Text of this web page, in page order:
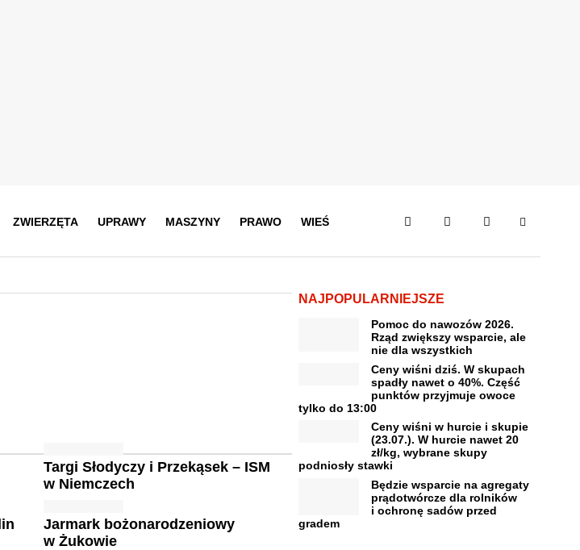
ZWIERZĘTA UPRAWY MASZYNY PRAWO WIEŚ
Targi Słodyczy i Przekąsek – ISM
w Niemczech
Jarmark bożonarodzeniowy
w Żukowie
NAJPOPULARNIEJSZE
Pomoc do nawozów 2026.
Rząd zwiększy wsparcie, ale
nie dla wszystkich
Ceny wiśni dziś. W skupach
spadły nawet o 40%. Część
punktów przyjmuje owoce
tylko do 13:00
Ceny wiśni w hurcie i skupie
(23.07.). W hurcie nawet 20
zł/kg, wybrane skupy
podniosły stawki
Będzie wsparcie na agregaty
prądotwórcze dla rolników
i ochronę sadów przed
gradem